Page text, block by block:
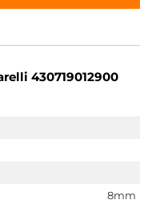
430719012900
8mm